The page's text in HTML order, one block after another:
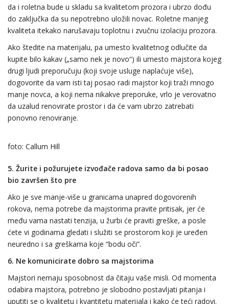
da i roletna bude u skladu sa kvalitetom prozora i ubrzo dođu
do zaključka da su nepotrebno uložili novac. Roletne manjeg
kvaliteta itekako narušavaju toplotnu i zvučnu izolaciju prozora.
Ako štedite na materijalu, pa umesto kvalitetnog odlučite da
kupite bilo kakav („samo nek je novo“) ili umesto majstora kojeg
drugi ljudi preporučuju (koji svoje usluge naplaćuje više),
dogovorite da vam isti taj posao radi majstor koji traži mnogo
manje novca, a koji nema nikakve preporuke, vrlo je verovatno
da uzalud renovirate prostor i da će vam ubrzo zatrebati
ponovno renoviranje.
foto: Callum Hill
5. Žurite i požurujete izvođače radova samo da bi posao
bio završen što pre
Ako je sve manje-više u granicama unapred dogovorenih
rokova, nema potrebe da majstorima pravite pritisak, jer će
među vama nastati tenzija, u žurbi će praviti greške, a posle
ćete vi godinama gledati i služiti se prostorom koji je uređen
neuredno i sa greškama koje “bodu oči”.
6. Ne komunicirate dobro sa majstorima
Majstori nemaju sposobnost da čitaju vaše misli. Od momenta
odabira majstora, potrebno je slobodno postavljati pitanja i
uputiti se o kvalitetu i kvantitetu materijala i kako će teći radovi.